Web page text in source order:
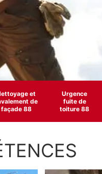
et
de
façade 88
Urgence
fuite de
toiture 88